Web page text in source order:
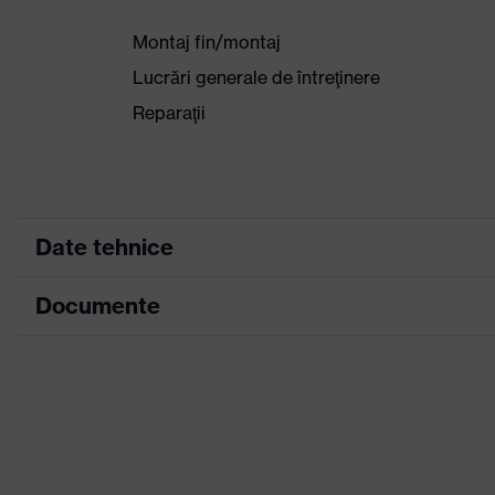
Montaj fin/montaj
Lucrări generale de întreţinere
Reparaţii
Date tehnice
Culoare căutare (filtru)
Documente